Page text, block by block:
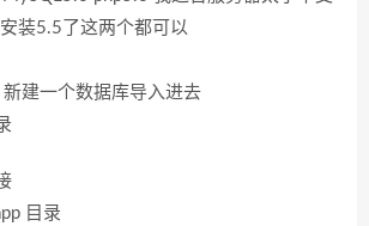
装5.5了这两个都可以
建一个数据库导入进去
目录